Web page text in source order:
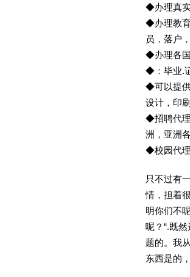
◆办理真
◆办理教
员，落户
◆办理各
◆：毕业.
◆可以提供
设计，印
◆招聘代
洲，亚洲
◆校园代理
只不过有
情，担着
明你们不
呢？“.既
题的。我
东西是的